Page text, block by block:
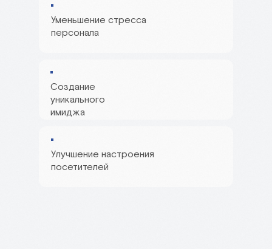
Улучшение настроения
посетителей
Уменьшение стресса
персонала
Создание
уникального
имиджа